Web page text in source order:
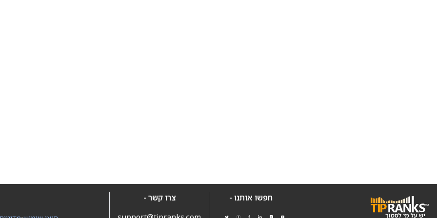
חפשו אותנו -
צרו קשר -